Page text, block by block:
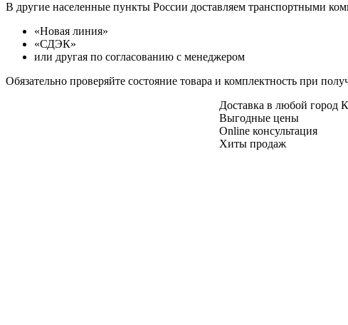
В другие населенные пункты России доставляем транспортными
«Новая линия»
«СДЭК»
или другая по согласованию с менеджером
Обязательно проверяйте состояние товара и комплектность при
Доставка в любой город
Выгодные цены
Online консультация
Хиты продаж